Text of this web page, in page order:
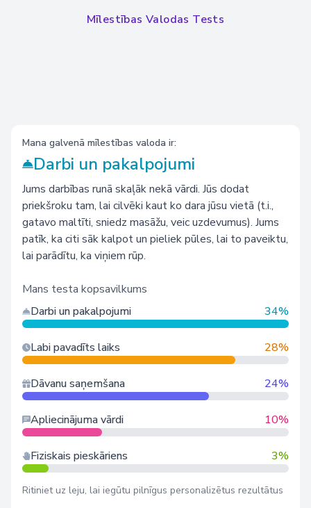
Mīlestības Valodas Tests
Mana galvenā mīlestības valoda ir:
Darbi un pakalpojumi
Jums darbības runā skaļāk nekā vārdi. Jūs dodat
priekšroku tam, lai cilvēki kaut ko dara jūsu vietā (t.i.,
gatavo maltīti, sniedz masāžu, veic uzdevumus). Jums
patīk, ka citi sāk kalpot un pieliek pūles, lai to paveiktu,
lai parādītu, ka viņiem rūp.
Mans testa kopsavilkums
Darbi un pakalpojumi
34%
Labi pavadīts laiks 28%
Dāvanu saņemšana 24%
Apliecinājuma vārdi 10%
Fiziskais pieskāriens 3%
Ritiniet uz leju, lai iegūtu pilnīgus personalizētus rezultātus